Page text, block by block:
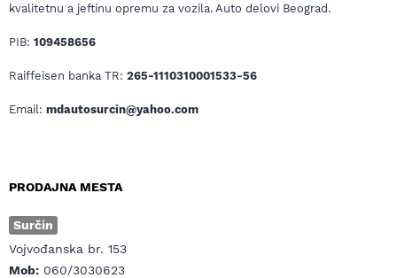
kvalitetnu a jeftinu opremu za vozila. Auto delovi Beograd.
PIB: 109458656
Raiffeisen banka TR: 265-1110310001533-56
Email: mdautosurcin@yahoo.com
PRODAJNA MESTA
Surčin
Vojvođanska br. 153
Mob: 060/3030623